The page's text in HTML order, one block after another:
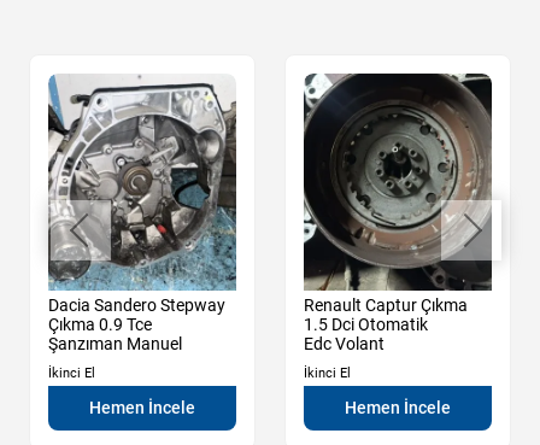
Dacia Sandero Stepway
Çıkma 0.9 Tce
Şanzıman Manuel
İkinci El
Hemen İncele
Renault Captur Çıkma
1.5 Dci Otomatik
Edc Volant
İkinci El
Hemen İncele